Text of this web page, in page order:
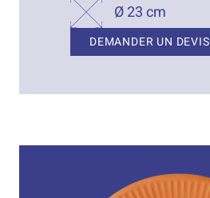
Ø 23 cm
DEMANDER UN DEVIS